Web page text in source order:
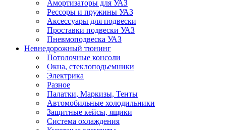
Амортизаторы для УАЗ
Рессоры и пружины УАЗ
Аксессуары для подвески
Проставки подвески УАЗ
Пневмоподвеска УАЗ
Невнедорожный тюнинг
Потолочные консоли
Окна, стеклоподьемники
Электрика
Разное
Палатки, Маркизы, Тенты
Автомобильные холодильники
Защитные кейсы, ящики
Система охлаждения